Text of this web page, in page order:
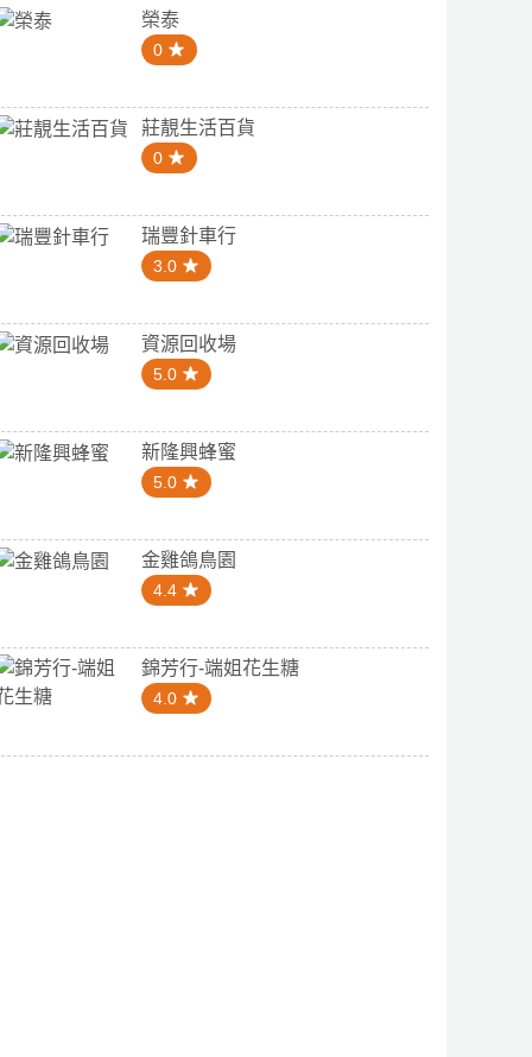
榮泰
0
莊靚生活百貨
0
瑞豐針車行
3.0
資源回收場
5.0
新隆興蜂蜜
5.0
金雞鴿鳥園
4.4
錦芳行-端姐花生糖
4.0